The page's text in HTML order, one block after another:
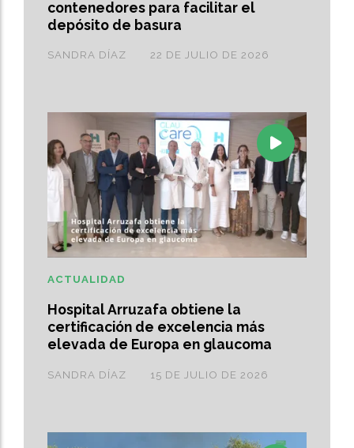
contenedores para facilitar el
depósito de basura
SANDRA DÍAZ 22 DE JULIO DE 2026
Hospital Arruzafa obtiene la
certificación de excelencia más
elevada de Europa en glaucoma
SANDRA DÍAZ
ACTUALIDAD
15 DE JULIO DE 2026